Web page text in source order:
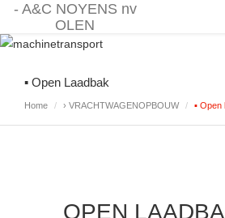
▪ Open Laadbak
Home › VRACHTWAGENOPBOUW ▪ Open
OPEN